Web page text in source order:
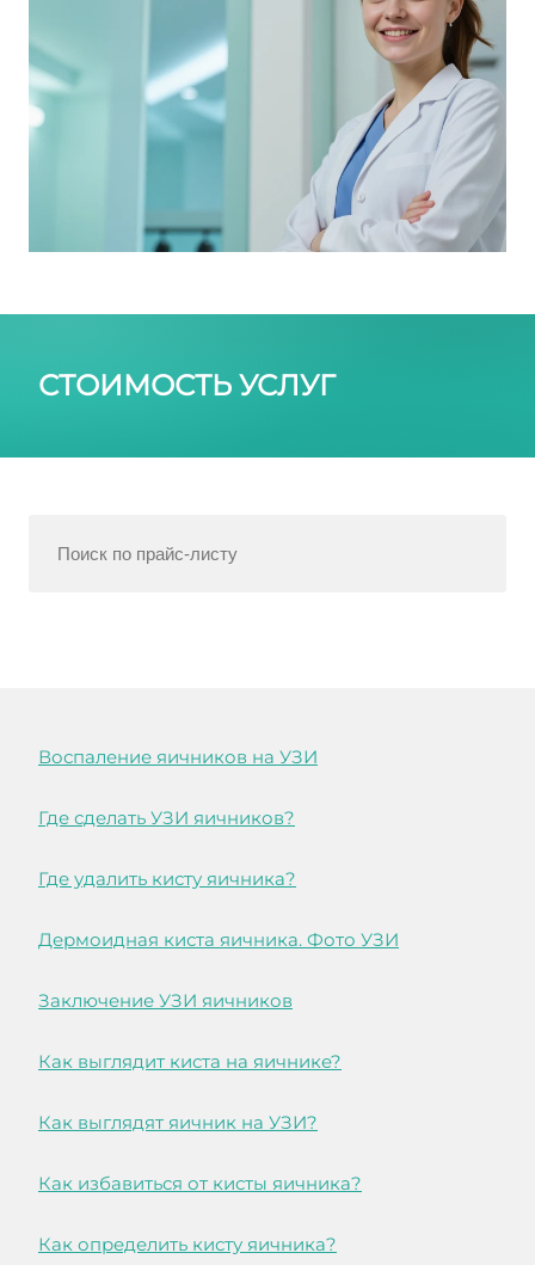
СТОИМОСТЬ УСЛУГ
Воспаление яичников на УЗИ
Где сделать УЗИ яичников?
Где удалить кисту яичника?
Дермоидная киста яичника. Фото УЗИ
Заключение УЗИ яичников
Как выглядит киста на яичнике?
Как выглядят яичник на УЗИ?
Как избавиться от кисты яичника?
Как определить кисту яичника?